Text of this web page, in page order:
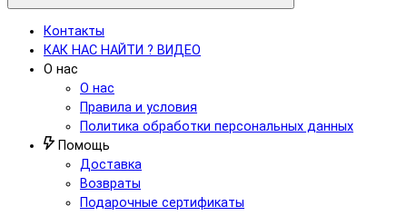
Контакты
КАК НАС НАЙТИ ? ВИДЕО
О нас
О нас
Правила и условия
Политика обработки персональных данных
Помощь
Доставка
Возвраты
Подарочные сертификаты